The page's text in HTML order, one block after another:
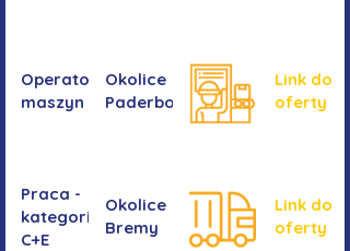
Operator/operatorka
maszyn CNC
Okolice
Paderborn
Link do
oferty
Praca -
kategoria
C+E
Okolice
Bremy
Link do
oferty